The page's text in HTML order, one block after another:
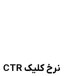
نرخ کلیک CTR